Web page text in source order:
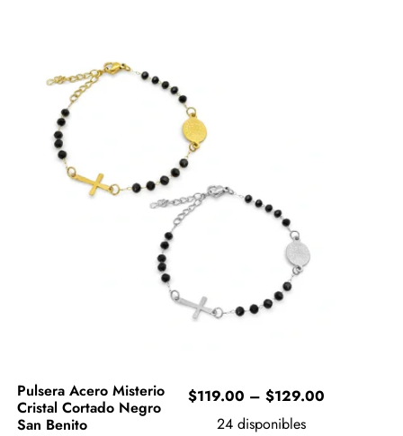
Pulsera Acero Misterio
Cristal Cortado Negro
San Benito
$119.00 – $129.00
24 disponibles